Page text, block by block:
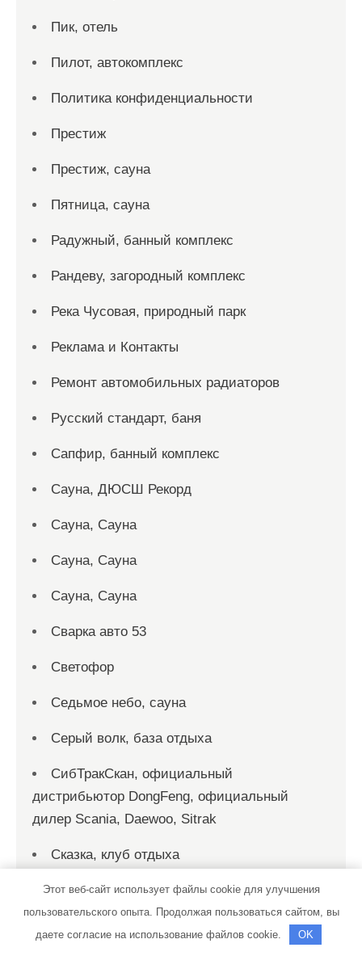
Пик, отель
Пилот, автокомплекс
Политика конфиденциальности
Престиж
Престиж, сауна
Пятница, сауна
Радужный, банный комплекс
Рандеву, загородный комплекс
Река Чусовая, природный парк
Реклама и Контакты
Ремонт автомобильных радиаторов
Русский стандарт, баня
Сапфир, банный комплекс
Сауна, ДЮСШ Рекорд
Сауна, Сауна
Сауна, Сауна
Сауна, Сауна
Сварка авто 53
Светофор
Седьмое небо, сауна
Серый волк, база отдыха
СибТракСкан, официальный
дистрибьютор DongFeng, официальный
дилер Scania, Daewoo, Sitrak
Сказка, клуб отдыха
Скиф, автомойка
Этот веб-сайт использует файлы cookie для улучшения
пользовательского опыта. Продолжая пользоваться сайтом, вы
даете согласие на использование файлов cookie.
OK